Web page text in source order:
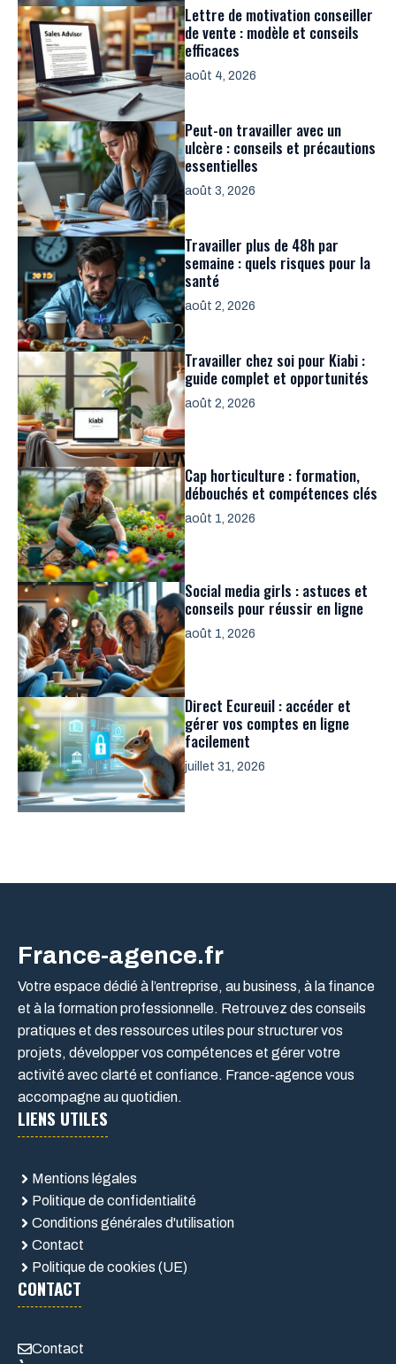
Lettre de motivation conseiller
de vente : modèle et conseils
efficaces
août 4, 2026
Peut-on travailler avec un
ulcère : conseils et précautions
essentielles
août 3, 2026
Travailler plus de 48h par
semaine : quels risques pour la
santé
août 2, 2026
Travailler chez soi pour Kiabi :
guide complet et opportunités
août 2, 2026
Cap horticulture : formation,
débouchés et compétences clés
août 1, 2026
Social media girls : astuces et
conseils pour réussir en ligne
août 1, 2026
Direct Ecureuil : accéder et
gérer vos comptes en ligne
facilement
juillet 31, 2026
France-agence.fr
Votre espace dédié à l’entreprise, au business, à la finance
et à la formation professionnelle. Retrouvez des conseils
pratiques et des ressources utiles pour structurer vos
projets, développer vos compétences et gérer votre
activité avec clarté et confiance. France-agence vous
accompagne au quotidien.
LIENS UTILES
Mentions légales
Politique de confidentialité
Conditions générales d'utilisation
Contact
Politique de cookies (UE)
CONTACT
Contact